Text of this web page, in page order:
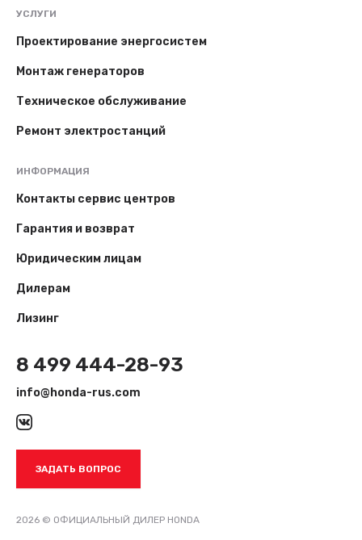
УСЛУГИ
Проектирование энергосистем
Монтаж генераторов
Техническое обслуживание
Ремонт электростанций
ИНФОРМАЦИЯ
Контакты сервис центров
Гарантия и возврат
Юридическим лицам
Дилерам
Лизинг
8 499 444-28-93
info@honda-rus.com
ЗАДАТЬ ВОПРОС
2026 © ОФИЦИАЛЬНЫЙ ДИЛЕР HONDA